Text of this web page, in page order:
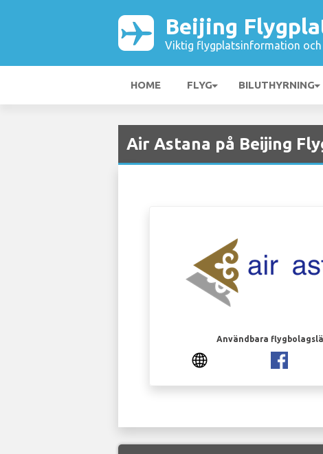
Beijing
Viktig flygplatsinformation
HOME FLYG BILUTHYRNING
Air Astana på Beijing
Användbara